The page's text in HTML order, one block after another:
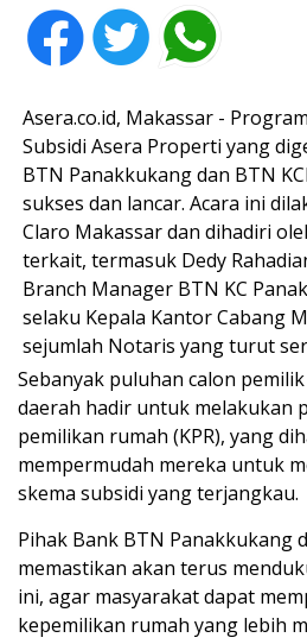
Asera.co.id, Makassar -
Subsidi Asera Properti yang
BTN Panakkukang dan BTN
sukses dan lancar. Acara ini
Claro Makassar dan dihadiri
terkait, termasuk Dedy
Branch Manager BTN KC
selaku Kepala Kantor Cabang
sejumlah Notaris yang turut
Sebanyak puluhan calon
daerah hadir untuk melakukan
pemilikan rumah (KPR), yang
mempermudah mereka untuk
skema subsidi yang terjangkau.
Pihak Bank BTN Panakkukang
memastikan akan terus
ini, agar masyarakat dapat
kepemilikan rumah yang lebih